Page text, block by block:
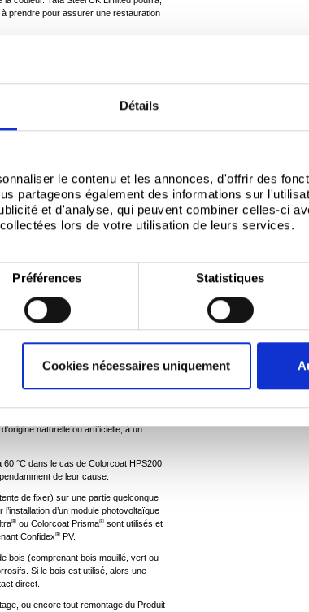
Détails
le contenu et les annonces, d'offrir des
partageons également des informations sur
et d'analyse, qui peuvent combiner celles-ci
lors de votre utilisation de leurs services.
Préférences Statistiques
Cookies nécessaires uniquement
prendre pour assurer une restauration
affiliées) ne sera en aucun cas
subis par le Propriétaire du Bâtiment (y
perte de clientèle), indépendamment
entre autres, toute violation
de Tata Steel UK Limited), sauf
d’une réduction de 20% de la Période
ou dommages attribuables aux causes
tremblements de terre, conflits armés,
tremblements de terre ou défaillance
ou utilisation inopportune ou
ou à la suite, de la fabrication, du
ou ruptures divers, dans des zones
zones sont lavées à une fréquence
qu'à l'environnement local du bâtiment
du Propriétaire du Bâtiment) ;
à doubles joints inadéquats,
naturelle ou artificielle, à un
°C dans le cas de Colorcoat HPS200
de leur cause.
de fixer) sur une partie quelconque
d’un module photovoltaïque
® ou Colorcoat Prisma® sont utilisés et
Confidex® PV.
bois (comprenant bois mouillé, vert ou
Si le bois est utilisé, alors une
direct.
ou encore tout remontage du Produit